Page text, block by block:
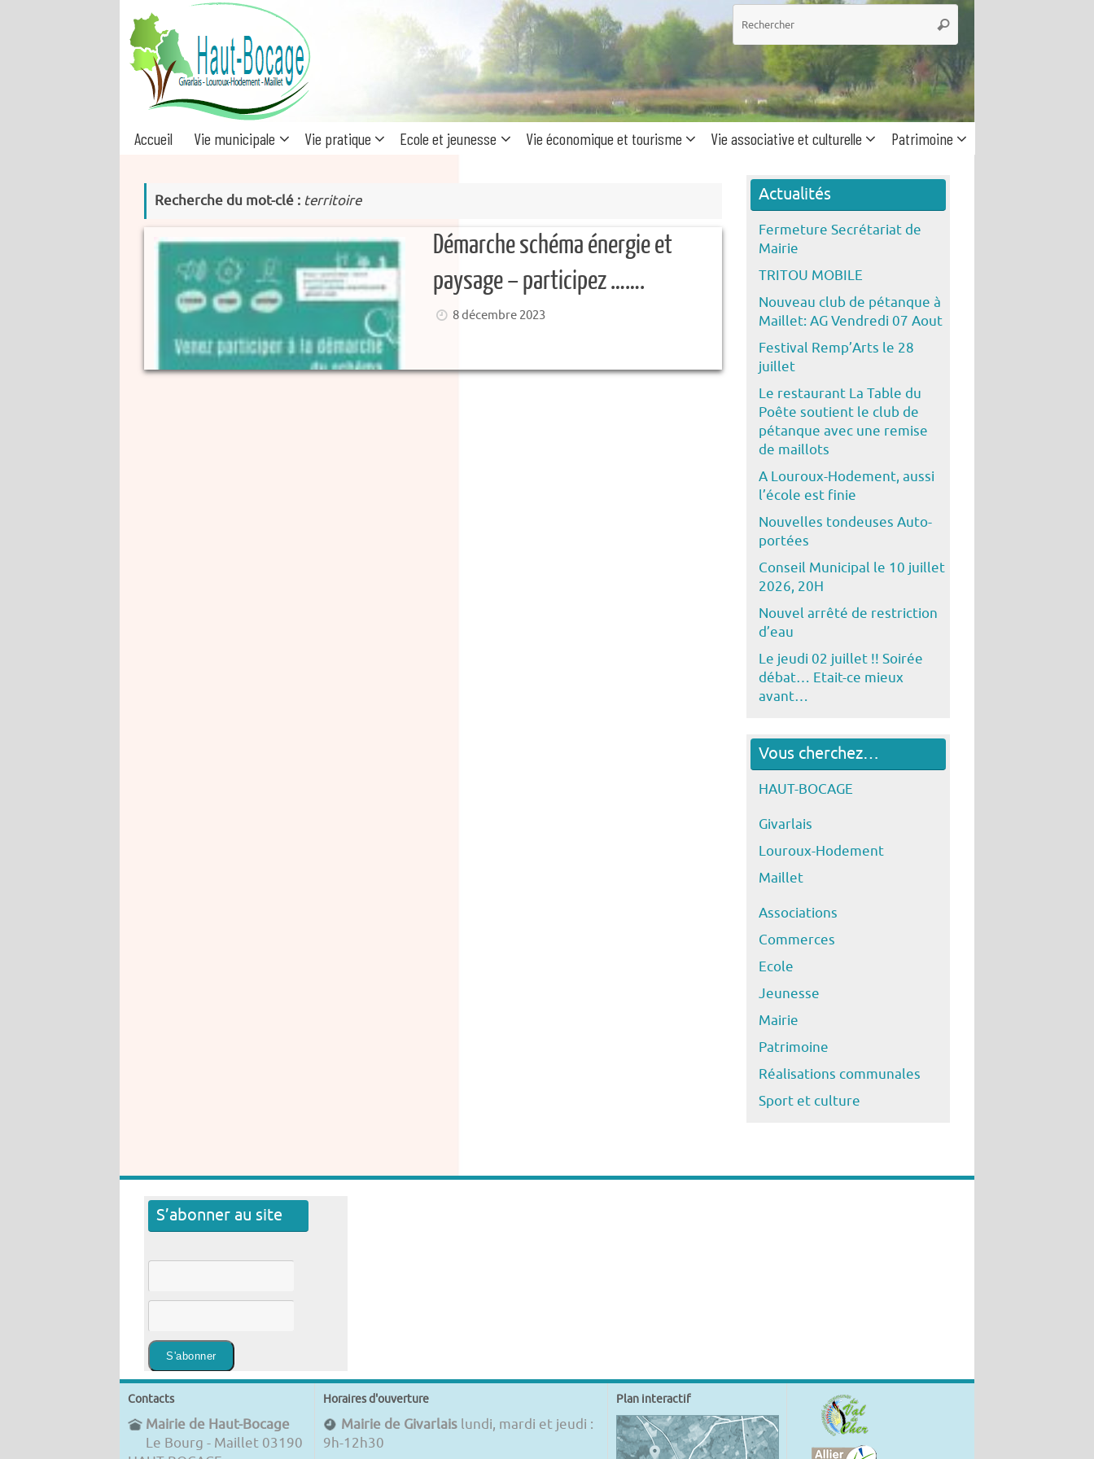
Recherche
pour
Rechercher
Accueil Vie municipale Vie pratique Ecole et jeunesse Vie économique et tourisme Vie associative et culturelle Patrimoine
Recherche du mot-clé : territoire
Démarche schéma énergie et
paysage – participez …….
8 décembre 2023
Actualités
Fermeture Secrétariat de
Mairie
TRITOU MOBILE
Nouveau club de pétanque à
Maillet: AG Vendredi 07 Aout
Festival Remp’Arts le 28
juillet
Le restaurant La Table du
Poête soutient le club de
pétanque avec une remise
de maillots
A Louroux-Hodement, aussi
l’école est finie
Nouvelles tondeuses Auto-
portées
Conseil Municipal le 10 juillet
2026, 20H
Nouvel arrêté de restriction
d’eau
Le jeudi 02 juillet !! Soirée
débat… Etait-ce mieux
avant…
Vous cherchez…
HAUT-BOCAGE
Givarlais
Louroux-Hodement
Maillet
Associations
Commerces
Ecole
Jeunesse
Mairie
Patrimoine
Réalisations communales
Sport et culture
S’abonner au site
Contacts
Mairie de Haut-Bocage
Le Bourg - Maillet 03190
Horaires d'ouverture
Mairie de Givarlais lundi, mardi et jeudi :
9h-12h30
Plan interactif